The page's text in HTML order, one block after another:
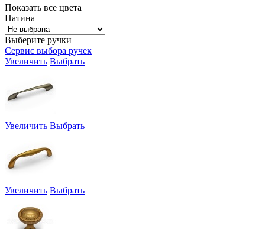
Показать все цвета
Патина
Выберите ручки
Сервис выбора ручек
Увеличить Выбрать
Увеличить Выбрать
Увеличить Выбрать